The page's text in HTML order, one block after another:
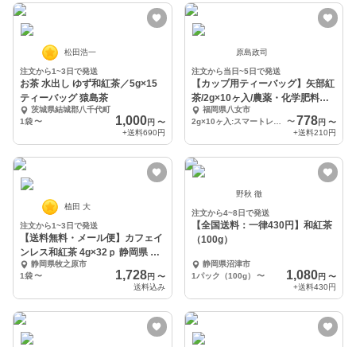
松田浩一
注文から1~3日で発送
お茶 水出し ゆず和紅茶／5g×15
ティーバッグ 猿島茶
茨城県結城郡八千代町
1袋〜 1,000円 〜
+送料690円
原島政司
注文から当日~5日で発送
【カップ用ティーバッグ】矢部紅
茶/2g×10ヶ入/農薬・化学肥料不
使用福岡県八女市
〜778円 〜
+送料210円
植田 大
注文から1~3日で発送
【送料無料・メール便】カフェイ
ンレス和紅茶 4g×32ｐ 静岡県 牧
之原静岡県牧之原市
1袋〜 1,728円 〜
送料込み
野秋 徹
注文から4~8日で発送
【全国送料：一律430円】和紅茶
（100g）
静岡県沼津市
1パック（100g）
〜 1,080円 〜
+送料430円